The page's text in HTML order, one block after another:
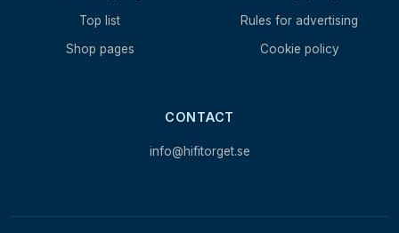
Top list
Shop pages
Rules for advertising
Cookie policy
CONTACT
info@hifitorget.se